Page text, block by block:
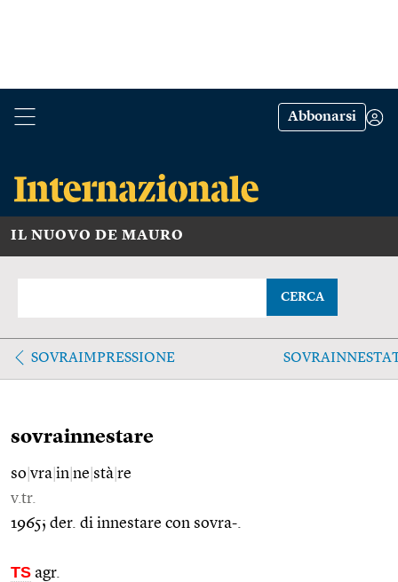
Abbonarsi
IL NUOVO DE MAURO
CERCA
SOVRAIMPRESSIONE
sovrainnestare
so vra in ne stà re
v.tr.
1965; der. di innestare con sovra-.
TS agr.